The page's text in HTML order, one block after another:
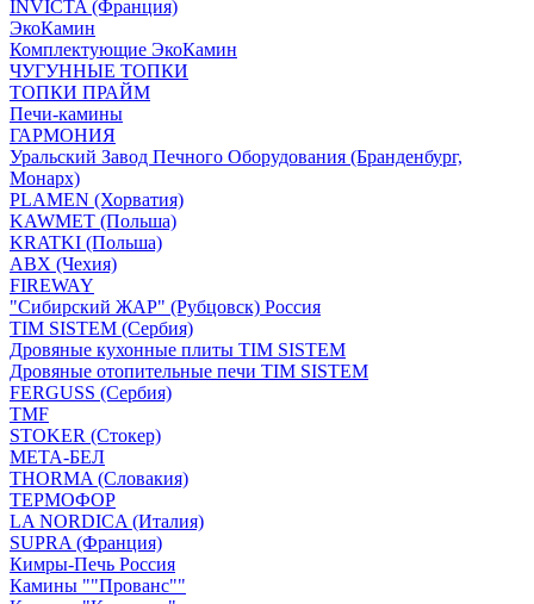
INVICTA (Франция)
ЭкоКамин
Комплектующие ЭкоКамин
ЧУГУННЫЕ ТОПКИ
ТОПКИ ПРАЙМ
Печи-камины
ГАРМОНИЯ
Уральский Завод Печного Оборудования (Бранденбург,
Монарх)
PLAMEN (Хорватия)
KAWMET (Польша)
KRATKI (Польша)
ABX (Чехия)
FIREWAY
"Сибирский ЖАР" (Рубцовск) Россия
TIM SISTEM (Сербия)
Дровяные кухонные плиты TIM SISTEM
Дровяные отопительные печи TIM SISTEM
FERGUSS (Сербия)
TMF
STOKER (Стокер)
МЕТА-БЕЛ
THORMA (Словакия)
ТЕРМОФОР
LA NORDICA (Италия)
SUPRA (Франция)
Кимры-Печь Россия
Камины ""Прованс""